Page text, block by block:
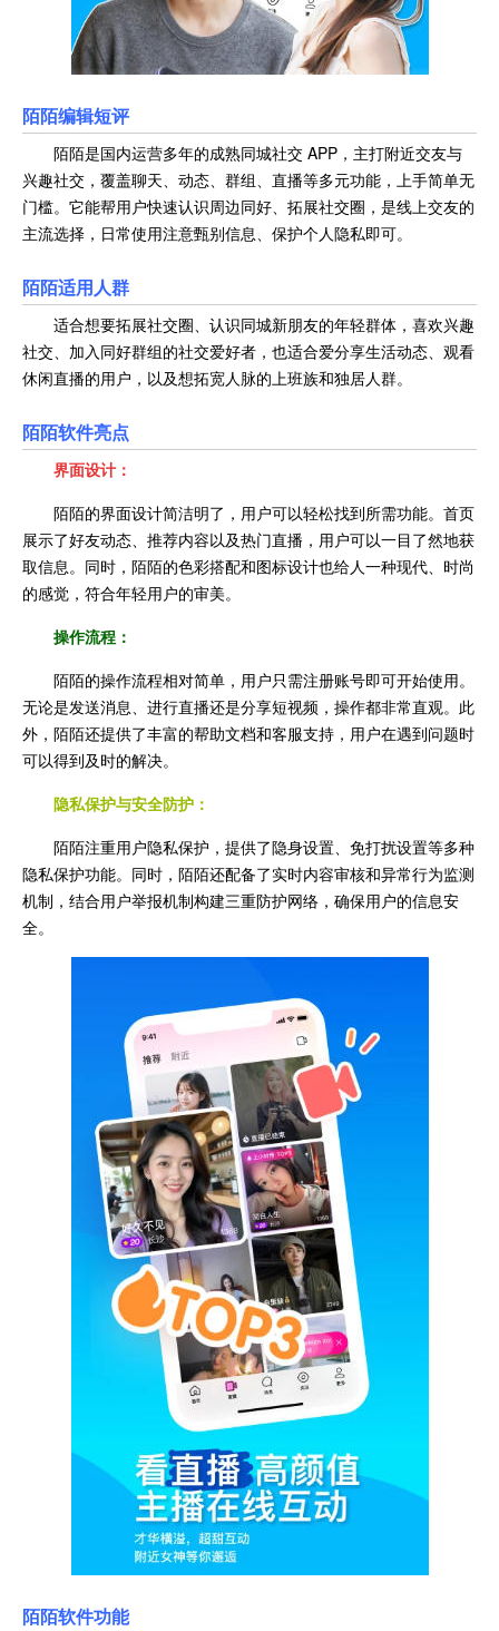
陌陌编辑短评
陌陌是国内运营多年的成熟同城社交 APP，主打附近交友与
兴趣社交，覆盖聊天、动态、群组、直播等多元功能，上手简单无
门槛。它能帮用户快速认识周边同好、拓展社交圈，是线上交友的
主流选择，日常使用注意甄别信息、保护个人隐私即可。
陌陌适用人群
适合想要拓展社交圈、认识同城新朋友的年轻群体，喜欢兴趣
社交、加入同好群组的社交爱好者，也适合爱分享生活动态、观看
休闲直播的用户，以及想拓宽人脉的上班族和独居人群。
陌陌软件亮点
界面设计：
陌陌的界面设计简洁明了，用户可以轻松找到所需功能。首页
展示了好友动态、推荐内容以及热门直播，用户可以一目了然地获
取信息。同时，陌陌的色彩搭配和图标设计也给人一种现代、时尚
的感觉，符合年轻用户的审美。
操作流程：
陌陌的操作流程相对简单，用户只需注册账号即可开始使用。
无论是发送消息、进行直播还是分享短视频，操作都非常直观。此
外，陌陌还提供了丰富的帮助文档和客服支持，用户在遇到问题时
可以得到及时的解决。
隐私保护与安全防护：
陌陌注重用户隐私保护，提供了隐身设置、免打扰设置等多种
隐私保护功能。同时，陌陌还配备了实时内容审核和异常行为监测
机制，结合用户举报机制构建三重防护网络，确保用户的信息安
全。
陌陌软件功能